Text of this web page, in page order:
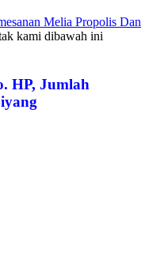
Melia Propolis Dan
kami dibawah ini
HP, Jumlah